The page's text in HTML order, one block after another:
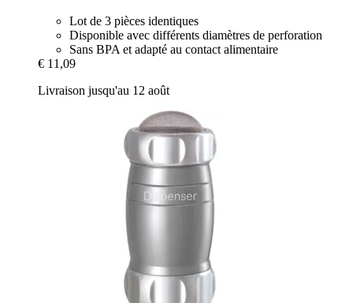
Lot de 3 pièces identiques
Disponible avec différents diamètres de perforation
Sans BPA et adapté au contact alimentaire
€ 11,09
Livraison jusqu'au 12 août